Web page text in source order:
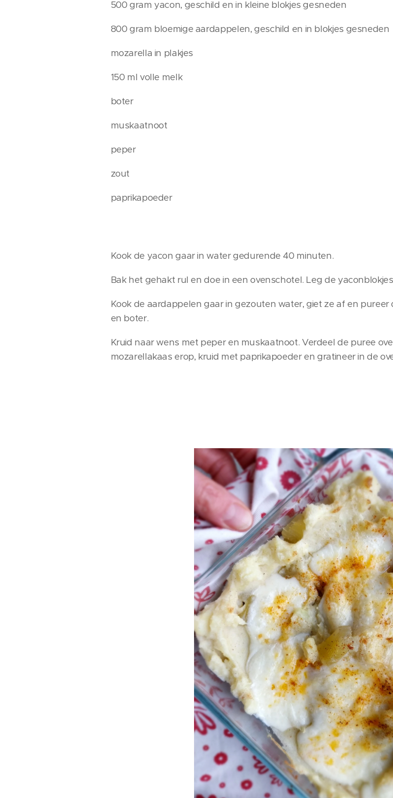
500 gram yacon, geschild en in kleine blokjes gesneden
800 gram bloemige aardappelen, geschild en in blokjes gesneden
mozarella in plakjes
150 ml volle melk
boter
muskaatnoot
peper
zout
paprikapoeder
Kook de yacon gaar in water gedurende 40 minuten.
Bak het gehakt rul en doe in een ovenschotel. Leg de
Kook de aardappelen gaar in gezouten water, giet ze af en
en boter.
Kruid naar wens met peper en muskaatnoot. Verdeel de puree
mozarellakaas erop, kruid met paprikapoeder en gratineer in de